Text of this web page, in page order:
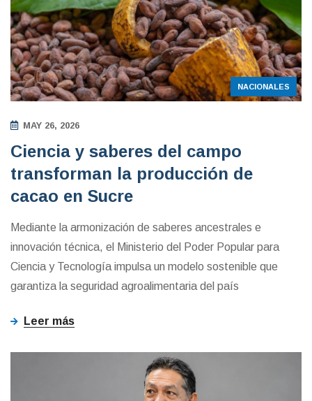
NACIONALES
MAY 26, 2026
Ciencia y saberes del campo
transforman la producción de
cacao en Sucre
Mediante la armonización de saberes ancestrales e
innovación técnica, el Ministerio del Poder Popular para
Ciencia y Tecnología impulsa un modelo sostenible que
garantiza la seguridad agroalimentaria del país
Leer más